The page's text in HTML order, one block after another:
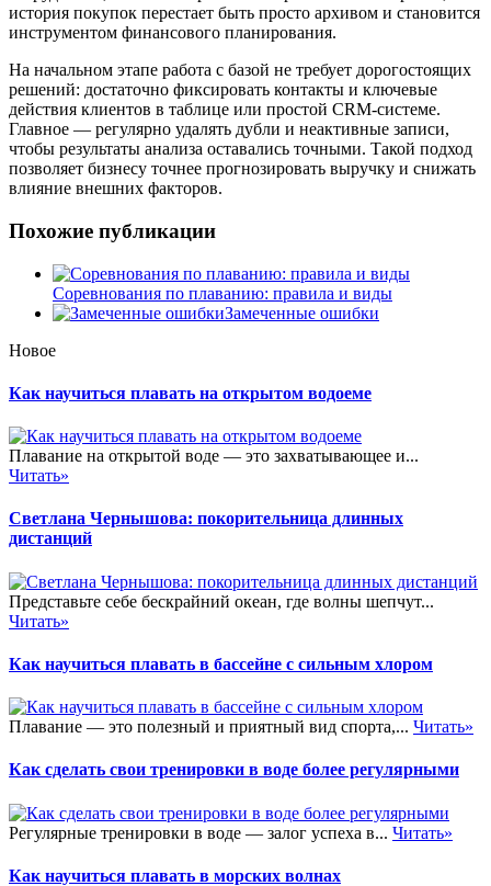
история покупок перестает быть просто архивом и становится
инструментом финансового планирования.
На начальном этапе работа с базой не требует дорогостоящих
решений: достаточно фиксировать контакты и ключевые
действия клиентов в таблице или простой CRM-системе.
Главное — регулярно удалять дубли и неактивные записи,
чтобы результаты анализа оставались точными. Такой подход
позволяет бизнесу точнее прогнозировать выручку и снижать
влияние внешних факторов.
Похожие публикации
Соревнования по плаванию: правила и виды
Замеченные ошибки
Новое
Как научиться плавать на открытом водоеме
Плавание на открытой воде — это захватывающее и...
Читать»
Светлана Чернышова: покорительница длинных
дистанций
Представьте себе бескрайний океан, где волны шепчут...
Читать»
Как научиться плавать в бассейне с сильным хлором
Плавание — это полезный и приятный вид спорта,... Читать»
Как сделать свои тренировки в воде более регулярными
Регулярные тренировки в воде — залог успеха в... Читать»
Как научиться плавать в морских волнах